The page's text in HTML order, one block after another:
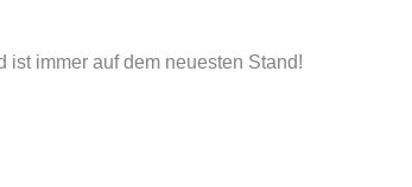
ist immer auf dem neuesten Stand!